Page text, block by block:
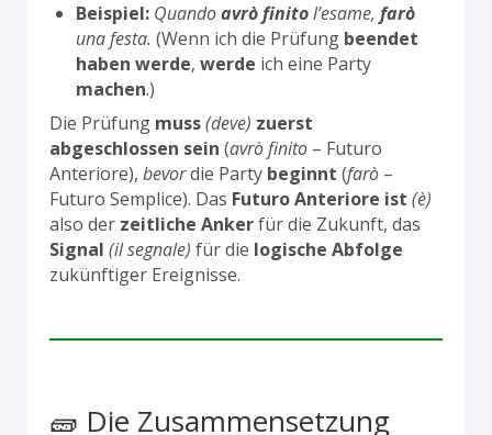
Beispiel: Quandoavrò finitol’esame, farò
una festa. (Wenn ich die Prüfung beendet
haben werde, werde ich eine Party
machen.)
Die Prüfung muss(deve) zuerst
abgeschlossen sein (avrò finito – Futuro
Anteriore), bevordie Party beginnt (farò –
Futuro Semplice). Das Futuro Anteriore ist (è)
also der zeitliche Ankerfür die Zukunft, das
Signal (il segnale) für die logische Abfolge
zukünftiger Ereignisse.
🧱 Die Zusammensetzung